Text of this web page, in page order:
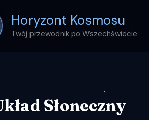
Horyzont Kosmosu
Twój przewodnik po Wszechświecie
Słoneczny